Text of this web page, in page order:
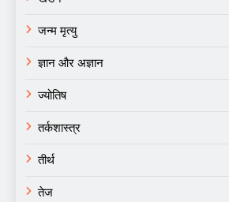
जन्म मृत्यु
ज्ञान और अज्ञान
ज्योतिष
तर्कशास्त्र
तीर्थ
तेज